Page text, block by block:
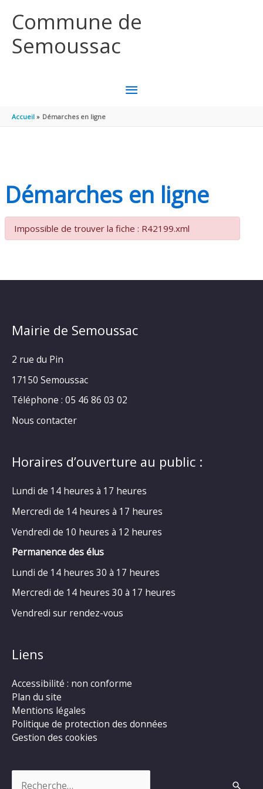
Commune de
Semoussac
MENU
Accueil Démarches en ligne
Démarches en ligne
Impossible de trouver la fiche : R42199.xml
Mairie de Semoussac
2 rue du Pin
17150 Semoussac
Téléphone : 05 46 86 03 02
Nous contacter
Horaires d’ouverture au public :
Lundi de 14 heures à 17 heures
Mercredi de 14 heures à 17 heures
Vendredi de 10 heures à 12 heures
Permanence des élus
Lundi de 14 heures 30 à 17 heures
Mercredi de 14 heures 30 à 17 heures
Vendredi sur rendez-vous
Liens
Accessibilité : non conforme
Plan du site
Mentions légales
Politique de protection des données
Gestion des cookies